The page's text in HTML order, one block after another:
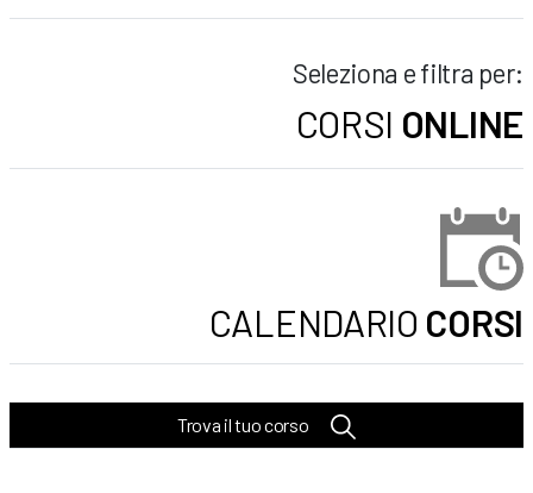
Seleziona e filtra per:
CORSI ONLINE
CALENDARIO CORSI
Trova il tuo corso